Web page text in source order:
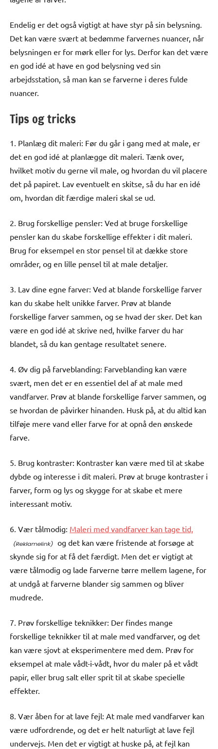
Endelig er det også vigtigt at have styr på sin belysning.
Det kan være svært at bedømme farvernes nuancer, når
belysningen er for mørk eller for lys. Derfor kan det være
en god idé at have en god belysning ved sin
arbejdsstation, så man kan se farverne i deres fulde
nuancer.
Tips og tricks
1. Planlæg dit maleri: Før du går i gang med at male, er
det en god idé at planlægge dit maleri. Tænk over,
hvilket motiv du gerne vil male, og hvordan du vil placere
det på papiret. Lav eventuelt en skitse, så du har en idé
om, hvordan dit færdige maleri skal se ud.
2. Brug forskellige pensler: Ved at bruge forskellige
pensler kan du skabe forskellige effekter i dit maleri.
Brug for eksempel en stor pensel til at dække store
områder, og en lille pensel til at male detaljer.
3. Lav dine egne farver: Ved at blande forskellige farver
kan du skabe helt unikke farver. Prøv at blande
forskellige farver sammen, og se hvad der sker. Det kan
være en god idé at skrive ned, hvilke farver du har
blandet, så du kan gentage resultatet senere.
4. Øv dig på farveblanding: Farveblanding kan være
svært, men det er en essentiel del af at male med
vandfarver. Prøv at blande forskellige farver sammen, og
se hvordan de påvirker hinanden. Husk på, at du altid kan
tilføje mere vand eller farve for at opnå den ønskede
farve.
5. Brug kontraster: Kontraster kan være med til at skabe
dybde og interesse i dit maleri. Prøv at bruge kontraster i
farver, form og lys og skygge for at skabe et mere
interessant motiv.
6. Vær tålmodig: Maleri med vandfarver kan tage tid,
og det kan være fristende at forsøge at
skynde sig for at få det færdigt. Men det er vigtigt at
være tålmodig og lade farverne tørre mellem lagene, for
at undgå at farverne blander sig sammen og bliver
mudrede.
7. Prøv forskellige teknikker: Der findes mange
forskellige teknikker til at male med vandfarver, og det
kan være sjovt at eksperimentere med dem. Prøv for
eksempel at male vådt-i-vådt, hvor du maler på et vådt
papir, eller brug salt eller sprit til at skabe specielle
effekter.
8. Vær åben for at lave fejl: At male med vandfarver kan
være udfordrende, og det er helt naturligt at lave fejl
undervejs. Men det er vigtigt at huske på, at fejl kan